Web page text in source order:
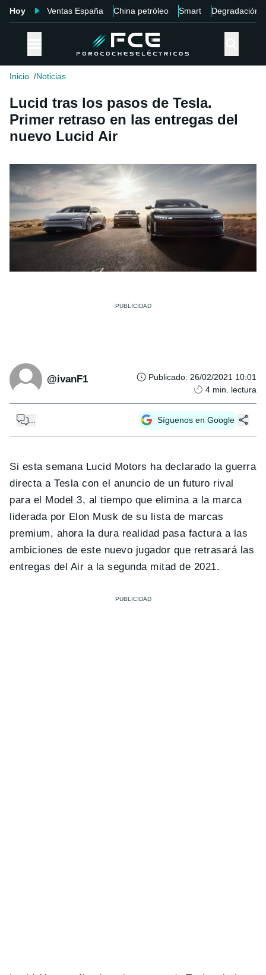
Hoy Ventas España China petróleo Smart Degradación
Inicio Noticias
Lucid tras los pasos de Tesla.
Primer retraso en las entregas del
nuevo Lucid Air
@ivanF1 Publicado: 26/02/2021 10:01
4 min. lectura
Síguenos en Google
Si esta semana Lucid Motors ha declarado la guerra
directa a Tesla con el anuncio de un futuro rival
para el Model 3, al tiempo que elimina a la marca
liderada por Elon Musk de su lista de marcas
premium, ahora la dura realidad pasa factura a las
ambiciones de este nuevo jugador que retrasará las
entregas del Air a la segunda mitad de 2021.